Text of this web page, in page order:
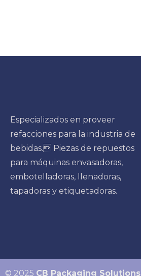
Especializados en proveer
refacciones para la industria de
bebidas. Piezas de repuestos
para máquinas envasadoras,
embotelladoras, llenadoras,
tapadoras y etiquetadoras.
© 2025 CB Packaging Solutions